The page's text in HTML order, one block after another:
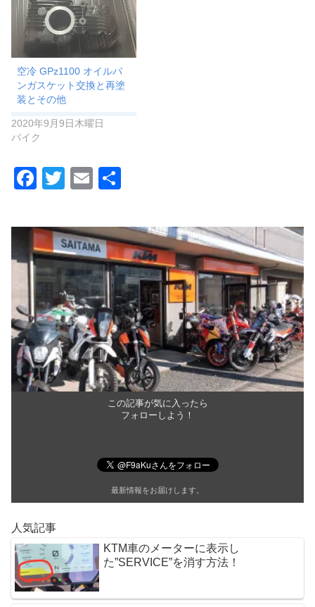
空冷 GPz1100 オイルパ
ンガスケット交換と再塗
装とその他
2020年9月9日木曜日
バイク
F
c
e
b
o
o
k
T
tt
er
E
ail
この記事が気に入ったら
フォローしよう！
最新情報をお届けします。
人気記事
KTM車のメーターに表示し
た”SERVICE”を消す方法！